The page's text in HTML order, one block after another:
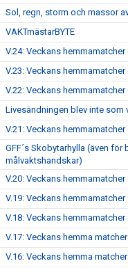
Sol, regn, storm och massor
VAKTmästarBYTE
V.24: Veckans
V.23: Veckans
V.22: Veckans
Livesändningen blev inte som
V.21: Veckans
GFF´s Skobytarhylla (även för
målvaktshandskar)
V.20: Veckans
V.19: Veckans
V.18: Veckans
V.17: Veckans hemma
V.16: Veckans hemma